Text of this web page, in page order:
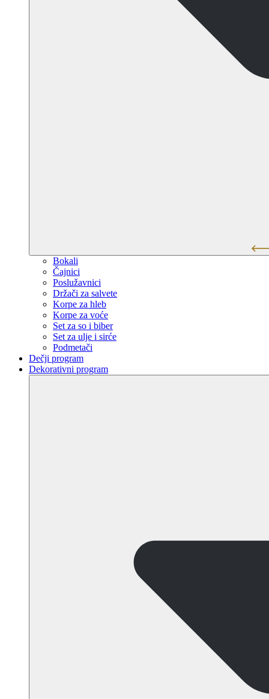
Bokali
Čajnici
Poslužavnici
Držači za salvete
Korpe za hleb
Korpe za voće
Set za so i biber
Set za ulje i sirće
Podmetači
Dečji program
Dekorativni program